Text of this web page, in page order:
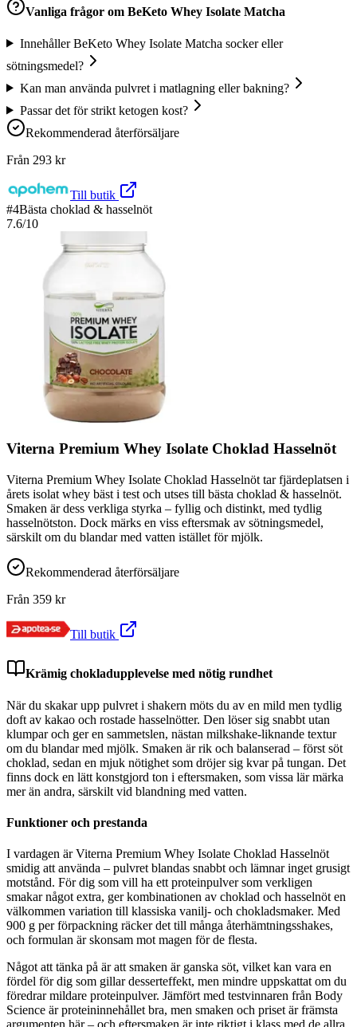
Vanliga frågor om BeKeto Whey Isolate Matcha
Innehåller BeKeto Whey Isolate Matcha socker eller
sötningsmedel?
Kan man använda pulvret i matlagning eller bakning?
Passar det för strikt ketogen kost?
Rekommenderad återförsäljare
Från 293 kr
Till butik
#4Bästa choklad & hasselnöt
7.6/10
Viterna Premium Whey Isolate Choklad Hasselnöt
Viterna Premium Whey Isolate Choklad Hasselnöt tar fjärdeplatsen i
årets isolat whey bäst i test och utses till bästa choklad & hasselnöt.
Smaken är dess verkliga styrka – fyllig och distinkt, med tydlig
hasselnötston. Dock märks en viss eftersmak av sötningsmedel,
särskilt om du blandar med vatten istället för mjölk.
Rekommenderad återförsäljare
Från 359 kr
Till butik
Krämig chokladupplevelse med nötig rundhet
När du skakar upp pulvret i shakern möts du av en mild men tydlig
doft av kakao och rostade hasselnötter. Den löser sig snabbt utan
klumpar och ger en sammetslen, nästan milkshake-liknande textur
om du blandar med mjölk. Smaken är rik och balanserad – först söt
choklad, sedan en mjuk nötighet som dröjer sig kvar på tungan. Det
finns dock en lätt konstgjord ton i eftersmaken, som vissa lär märka
mer än andra, särskilt vid blandning med vatten.
Funktioner och prestanda
I vardagen är Viterna Premium Whey Isolate Choklad Hasselnöt
smidig att använda – pulvret blandas snabbt och lämnar inget grusigt
motstånd. För dig som vill ha ett proteinpulver som verkligen
smakar något extra, ger kombinationen av choklad och hasselnöt en
välkommen variation till klassiska vanilj- och chokladsmaker. Med
900 g per förpackning räcker det till många återhämtningsshakes,
och formulan är skonsam mot magen för de flesta.
Något att tänka på är att smaken är ganska söt, vilket kan vara en
fördel för dig som gillar desserteffekt, men mindre uppskattat om du
föredrar mildare proteinpulver. Jämfört med testvinnaren från Body
Science är proteininnehållet bra, men smaken och priset är främsta
argumenten här – och eftersmaken är inte riktigt i klass med de allra